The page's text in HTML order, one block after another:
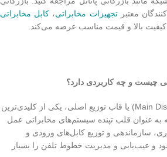
معتبرتجهیزات مخابراتی، کابل مخابراتی
بالا و قیمت مناسب عرضه می‌کند.
ام دی اف (Main Distribution Frame) یا قاب توزیع اصلی، یکی از کلیدی‌ترین
عنوان قلب تپنده سیستم‌های مخابراتی عمل
سازماندهی و توزیع کابل‌های ورودی و
و عیب‌یابی و مدیریت خطوط تلفن را بسیار